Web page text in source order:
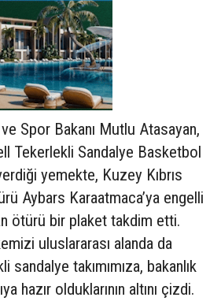
Spor Bakanı Mutlu Atasayan,
Tekerlekli Sandalye Basketbol
yemekte, Kuzey Kıbrıs
Aybars Karaatmaca’ya engelli
ötürü bir plaket takdim etti.
uluslararası alanda da
takımımıza, bakanlık
hazır olduklarının altını çizdi.